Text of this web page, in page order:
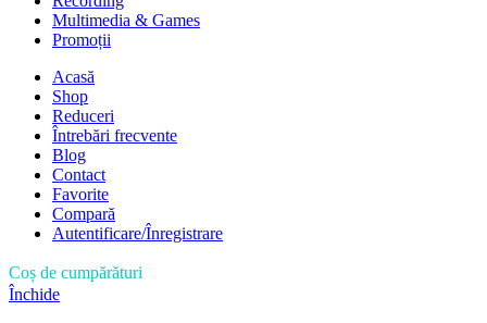
Multimedia & Games
Promoții
Acasă
Shop
Reduceri
Întrebări frecvente
Blog
Contact
Favorite
Compară
Autentificare/Înregistrare
Coș de cumpărături
Închide